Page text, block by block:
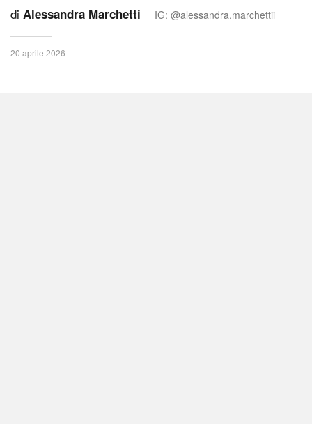
di Alessandra Marchetti IG: @alessandra.marchettii
20 aprile 2026